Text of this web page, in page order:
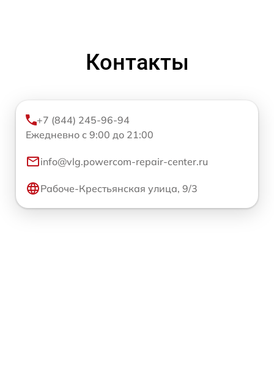
Контакты
+7 (844) 245-96-94
Ежедневно с 9:00 до 21:00
info@vlg.powercom-repair-center.ru
Рабоче-Крестьянская улица, 9/3